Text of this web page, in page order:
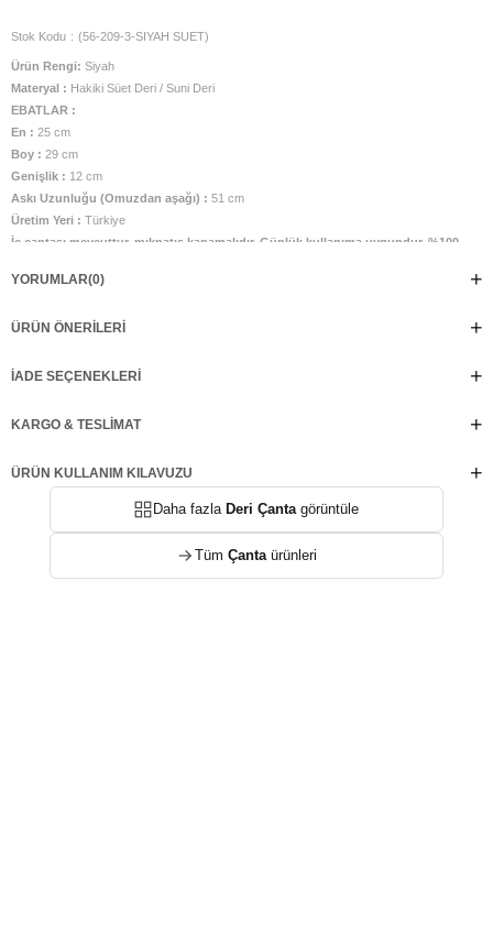
Stok Kodu (56-209-3-SIYAH SUET)
Ürün Rengi: Siyah
Materyal : Hakiki Süet Deri / Suni Deri
EBATLAR :
En : 25 cm
Boy : 29 cm
Genişlik : 12 cm
Askı Uzunluğu (Omuzdan aşağı) : 51 cm
Üretim Yeri : Türkiye
İç çantası mevcuttur, mıknatıs kapamalıdır. Günlük kullanıma uygundur. %100
YORUMLAR(0)
ÜRÜN ÖNERILERI
İADE SEÇENEKLERI
KARGO & TESLIMAT
ÜRÜN KULLANIM KILAVUZU
Daha fazla Deri Çanta görüntüle
TümÇanta ürünleri